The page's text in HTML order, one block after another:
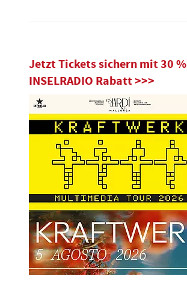
Jetzt Tickets sichern mit 30 %
INSELRADIO Rabatt >>>